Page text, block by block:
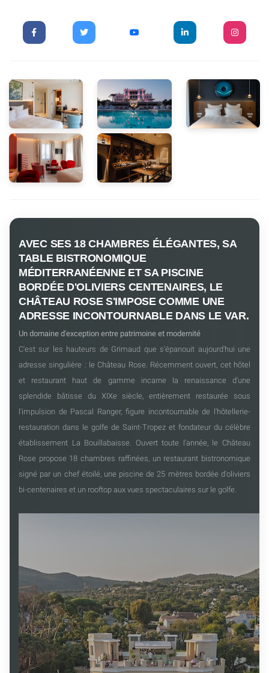
AVEC SES 18 CHAMBRES ÉLÉGANTES, SA
TABLE BISTRONOMIQUE
MÉDITERRANÉENNE ET SA PISCINE
BORDÉE D'OLIVIERS CENTENAIRES, LE
CHÂTEAU ROSE S'IMPOSE COMME UNE
ADRESSE INCONTOURNABLE DANS LE VAR.
Un domaine d'exception entre patrimoine et modernité
C'est sur les hauteurs de Grimaud que s'épanouit aujourd'hui une
adresse singulière : le Château Rose. Récemment ouvert, cet hôtel
et restaurant haut de gamme incarne la renaissance d'une
splendide bâtisse du XIXe siècle, entièrement restaurée sous
l'impulsion de Pascal Ranger, figure incontournable de l'hôtellerie-
restauration dans le golfe de Saint-Tropez et fondateur du célèbre
établissement La Bouillabaisse. Ouvert toute l'année, le Château
Rose propose 18 chambres raffinées, un restaurant bistronomique
signé par un chef étoilé, une piscine de 25 mètres bordée d'oliviers
bi-centenaires et un rooftop aux vues spectaculaires sur le golfe.